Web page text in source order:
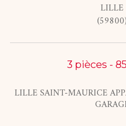
LILLE
3 pièces -
LILLE SAINT-MAURICE